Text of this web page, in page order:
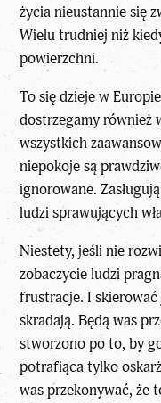
życia nieustannie się
Wielu trudniej niż
powierzchni.
To się dzieje w
dostrzegamy również
wszystkich
niepokoje są
ignorowane.
ludzi sprawujących
Niestety, jeśli nie
zobaczycie ludzi
frustracje. I
skradają. Będą was
stworzono po to, by
potrafiąca tylko
was przekonywać, że